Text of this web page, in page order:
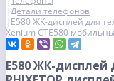
Детали телефонов
E580 ЖК-дисплей для
Xenium CTE580
E580 ЖК-дисплей